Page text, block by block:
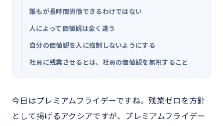
誰もが長時間労働できるわけではない
人によって価値観は全く違う
自分の価値観を人に強制しないようにする
社員に残業させるとは、社員の価値観を無視すること
今日はプレミアムフライデーですね。残業ゼロを方針
として掲げるアクシアですが、プレミアムフライデー